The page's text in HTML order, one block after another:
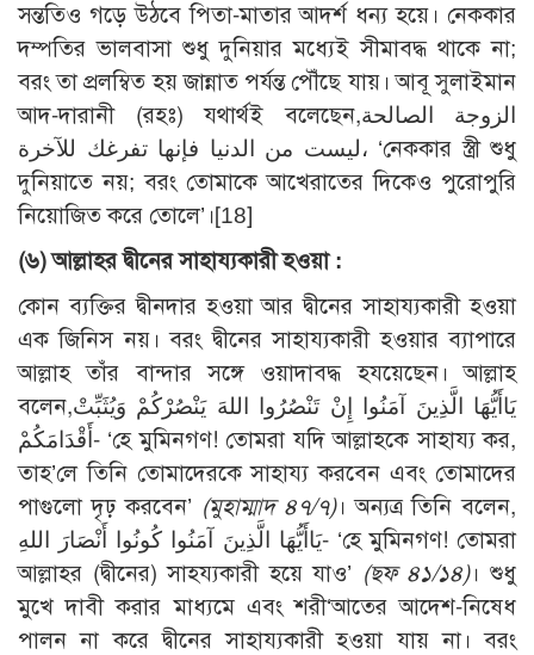
সন্ততিও গড়ে উঠবে পিতা-মাতার আদর্শ ধন্য হয়ে। নেককার
দম্পতির ভালবাসা শুধু দুনিয়ার মধ্যেই সীমাবদ্ধ থাকে না;
বরং তা প্রলম্বিত হয় জান্নাত পর্যন্ত পৌঁছে যায়। আবূ সুলাইমান
আদ-দারানী (রহঃ) যথার্থই বলেছেন,الزوجة الصالحة
ليست من الدنيا فإنها تفرغك للآخرة، ‘নেককার স্ত্রী শুধু
দুনিয়াতে নয়; বরং তোমাকে আখেরাতের দিকেও পুরোপুরি
নিয়োজিত করে তোলে’।[18]
(৬)আল্লাহর দ্বীনের সাহায্যকারী হওয়া :
কোন ব্যক্তির দ্বীনদার হওয়া আর দ্বীনের সাহায্যকারী হওয়া
এক জিনিস নয়। বরং দ্বীনের সাহায্যকারী হওয়ার ব্যাপারে
আল্লাহ তাঁর বান্দার সঙ্গে ওয়াদাবদ্ধ হযয়েছেন। আল্লাহ
বলেন,يَاأَيُّهَا الَّذِينَ آمَنُوا إِنْ تَنْصُرُوا اللهَ يَنْصُرْكُمْ وَيُثَبِّتْ
أَقْدَامَكُمْ- ‘হে মুমিনগণ! তোমরা যদি আল্লাহকে সাহায্য কর,
তাহ’লে তিনি তোমাদেরকে সাহায্য করবেন এবং তোমাদের
পাগুলো দৃঢ় করবেন’ (মুহাম্মাদ ৪৭/৭)। অন্যত্র তিনি বলেন,
يَاأَيُّهَا الَّذِينَ آمَنُوا كُونُوا أَنْصَارَ اللهِ- ‘হে মুমিনগণ! তোমরা
আল্লাহর (দ্বীনের) সাহয্যকারী হয়ে যাও’ (ছফ ৪১/১৪)। শুধু
মুখে দাবী করার মাধ্যমে এবং শরী‘আতের আদেশ-নিষেধ
পালন না করে দ্বীনের সাহায্যকারী হওয়া যায় না। বরং